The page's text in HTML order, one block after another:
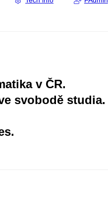
v ČR.
svobodě studia.